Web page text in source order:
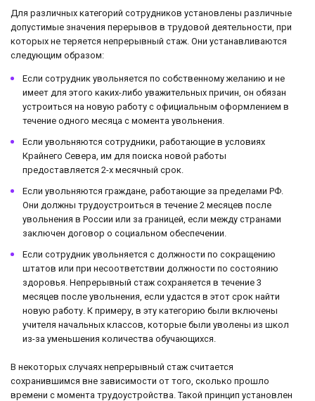
Для различных категорий сотрудников установлены различные
допустимые значения перерывов в трудовой деятельности, при
которых не теряется непрерывный стаж. Они устанавливаются
следующим образом:
Если сотрудник увольняется по собственному желанию и не
имеет для этого каких-либо уважительных причин, он обязан
устроиться на новую работу с официальным оформлением в
течение одного месяца с момента увольнения.
Если увольняются сотрудники, работающие в условиях
Крайнего Севера, им для поиска новой работы
предоставляется 2-х месячный срок.
Если увольняются граждане, работающие за пределами РФ.
Они должны трудоустроиться в течение 2 месяцев после
увольнения в России или за границей, если между странами
заключен договор о социальном обеспечении.
Если сотрудник увольняется с должности по сокращению
штатов или при несоответствии должности по состоянию
здоровья. Непрерывный стаж сохраняется в течение 3
месяцев после увольнения, если удастся в этот срок найти
новую работу. К примеру, в эту категорию были включены
учителя начальных классов, которые были уволены из школ
из-за уменьшения количества обучающихся.
В некоторых случаях непрерывный стаж считается
сохранившимся вне зависимости от того, сколько прошло
времени с момента трудоустройства. Такой принцип установлен